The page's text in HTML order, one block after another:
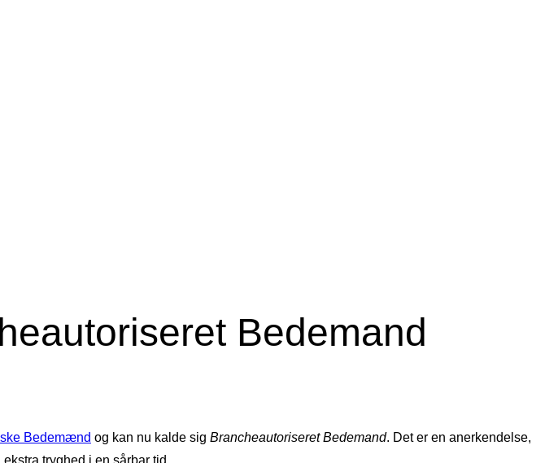
Bedemand
Bedemænd og kan nu kalde sig Brancheautoriseret Bedemand. Det er en anerkendelse,
tryghed i en sårbar tid.